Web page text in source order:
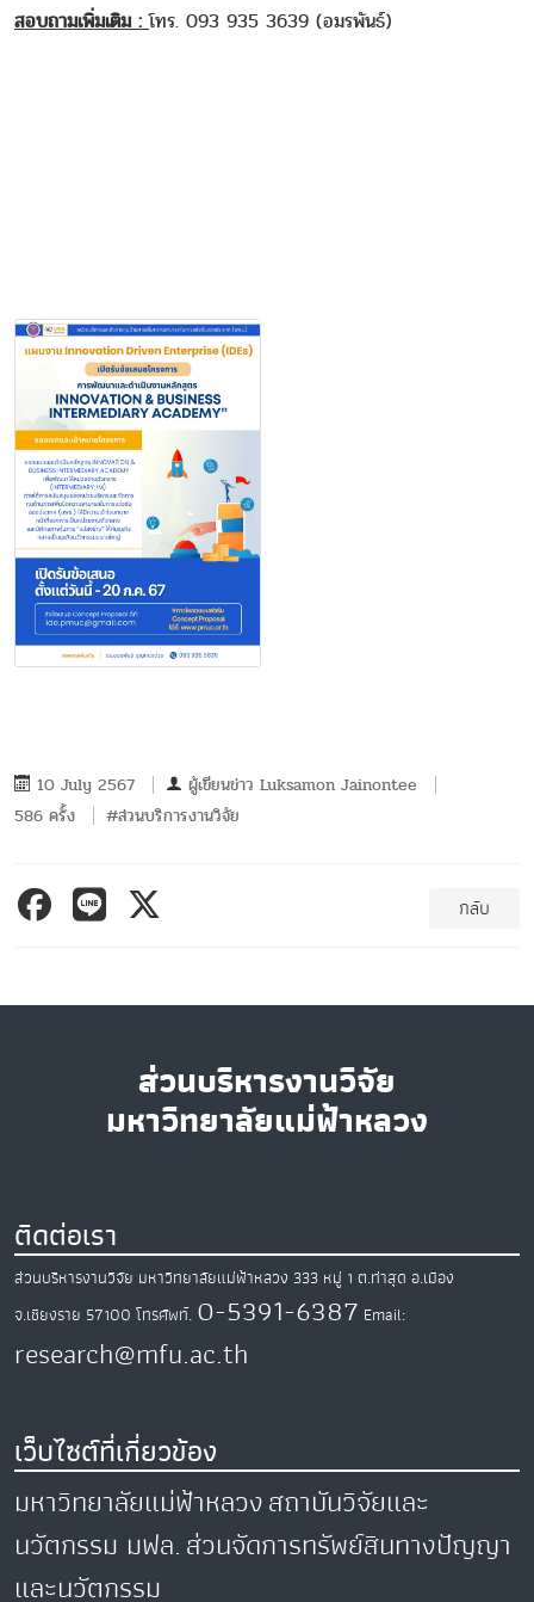
สอบถามเพิ่มเติม :โทร. 093 935 3639 (อมรพันธ์)
10 July 2567 ผู้เขียนข่าว Luksamon Jainontee
586 ครั้ง
#ส่วนบริการงานวิจัย
กลับ
ส่วนบริหารงานวิจัย
มหาวิทยาลัยแม่ฟ้าหลวง
ติดต่อเรา
ส่วนบริหารงานวิจัย มหาวิทยาลัยแม่ฟ้าหลวง 333 หมู่ 1 ต.ท่าสุด อ.เมือง
จ.เชียงราย 57100 โทรศัพท์. 0-5391-6387 Email:
research@mfu.ac.th
เว็บไซต์ที่เกี่ยวข้อง
มหาวิทยาลัยแม่ฟ้าหลวงสถาบันวิจัยและ
นวัตกรรม มฟล.ส่วนจัดการทรัพย์สินทางปัญญา
และนวัตกรรม